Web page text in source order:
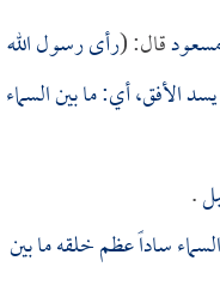
قال: (رأى رسول الله
الأفق، أي: ما بين السماء
.
ساداً عظم خلقه ما بين